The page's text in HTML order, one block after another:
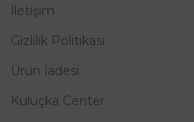
İletişim
Gizlilik Politikası
Ürün İadesi
Kuluçka Center